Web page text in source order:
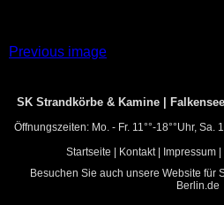
Anhangs-
Navigation
Previous image
SK Strandkörbe & Kamine |
Öffnungszeiten: Mo. - Fr. 11°°-18°°Uhr, Sa.
Startseite | Kontakt| Impressum|
Besuchen Sie auch unsere Website für
Berlin.de